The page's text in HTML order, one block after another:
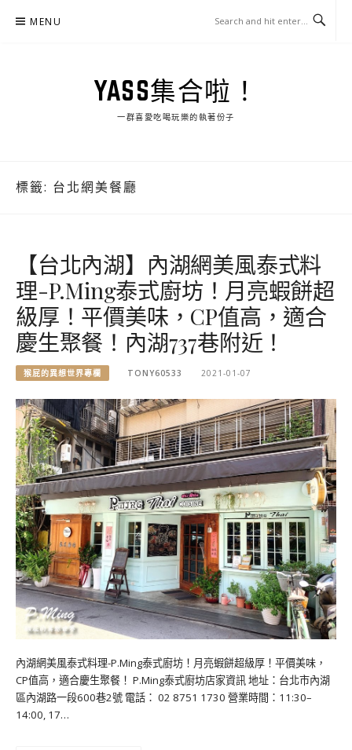
MENU
YASS集合啦！
一群喜愛吃喝玩樂的執著份子
標籤: 台北網美餐廳
【台北內湖】內湖網美風泰式料
理-P.Ming泰式廚坊！月亮蝦餅超
級厚！平價美味，CP值高，適合
慶生聚餐！內湖737巷附近！
猴屁的異想世界專欄 TONY60533 2021-01-07
內湖網美風泰式料理-P.Ming泰式廚坊！月亮蝦餅超級厚！平價美味，
CP值高，適合慶生聚餐！ P.Ming泰式廚坊店家資訊 地址：台北市內湖
區內湖路一段600巷2號 電話： 02 8751 1730 營業時間：11:30–
14:00, 17…